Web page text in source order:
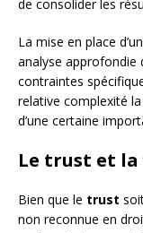
de consolider les
La mise en place
analyse approfondie
contraintes
relative complexité
d’une certaine
Le trust et la
Bien que le trust
non reconnue en